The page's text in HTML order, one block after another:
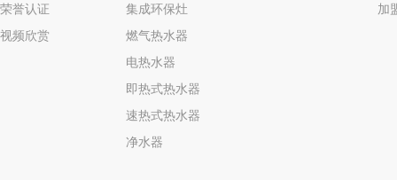
荣誉认证
视频欣赏
集成环保灶
燃气热水器
电热水器
即热式热水器
速热式热水器
净水器
加